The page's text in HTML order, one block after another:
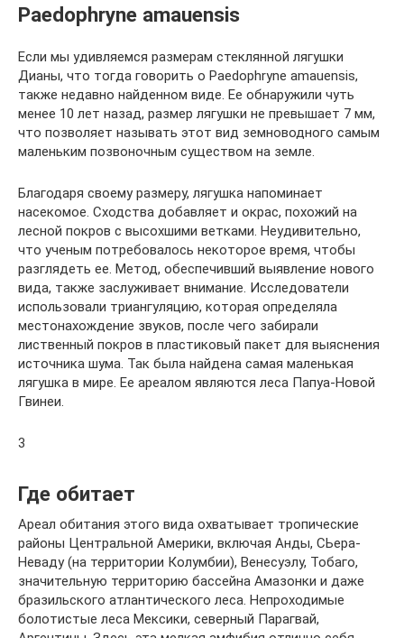
Paedophryne amauensis
Если мы удивляемся размерам стеклянной лягушки
Дианы, что тогда говорить о Paedophryne amauensis,
также недавно найденном виде. Ее обнаружили чуть
менее 10 лет назад, размер лягушки не превышает 7 мм,
что позволяет называть этот вид земноводного самым
маленьким позвоночным существом на земле.
Благодаря своему размеру, лягушка напоминает
насекомое. Сходства добавляет и окрас, похожий на
лесной покров с высохшими ветками. Неудивительно,
что ученым потребовалось некоторое время, чтобы
разглядеть ее. Метод, обеспечивший выявление нового
вида, также заслуживает внимание. Исследователи
использовали триангуляцию, которая определяла
местонахождение звуков, после чего забирали
лиственный покров в пластиковый пакет для выяснения
источника шума. Так была найдена самая маленькая
лягушка в мире. Ее ареалом являются леса Папуа-Новой
Гвинеи.
3
Где обитает
Ареал обитания этого вида охватывает тропические
районы Центральной Америки, включая Анды, СЬера-
Неваду (на территории Колумбии), Венесуэлу, Тобаго,
значительную территорию бассейна Амазонки и даже
бразильского атлантического леса. Непроходимые
болотистые леса Мексики, северный Парагвай,